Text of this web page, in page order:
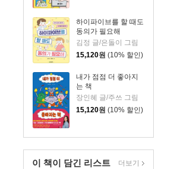
하이파이브를 할 때도
동의가 필요해
김정 글/은돌이 그림
15,120원 (10% 할인)
내가 점점 더 좋아지
는 책
장인혜 글/주쓰 그림
15,120원 (10% 할인)
이 책이 담긴 리스트 더보기